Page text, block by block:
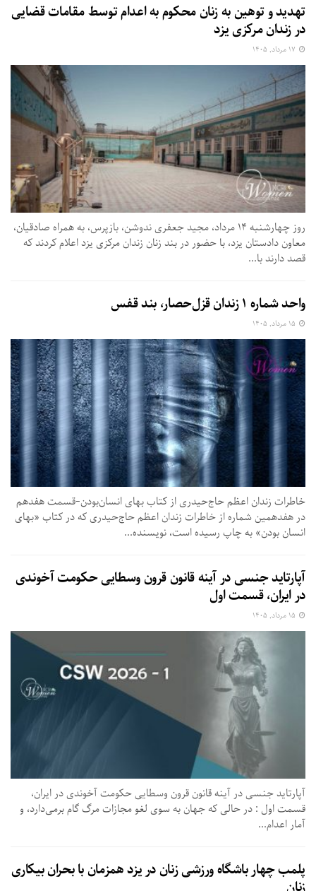
تهدید و توهین به زنان محکوم به اعدام توسط مقامات قضایی
در زندان مرکزی یزد
روز چهارشنبه ۱۴ مرداد، مجید جعفری ندوشن، بازپرس، به همراه صادقیان،
معاون دادستان یزد، با حضور در بند زنان زندان مرکزی یزد اعلام کردند که
قصد دارند با...
واحد شماره ۱ زندان قزل‌حصار، بند قفس
خاطرات زندان اعظم حاج‌حیدری از کتاب بهای انسان‌بودن-قسمت هفدهم
در هفدهمین شماره از خاطرات زندان اعظم حاج‌حیدری که در کتاب «بهای
انسان بودن» به چاپ رسیده است،‌ نویسنده...
آپارتاید جنسی در آینه قانون قرون وسطایی حکومت آخوندی
در ایران، قسمت اول
آپارتاید جنسی در آینه قانون قرون وسطایی حکومت آخوندی در ایران،
قسمت اول : در حالی که جهان به سوی لغو مجازات مرگ گام برمی‌دارد، و
آمار اعدام...
پلمب چهار باشگاه ورزشی زنان در یزد همزمان با بحران بیکاری